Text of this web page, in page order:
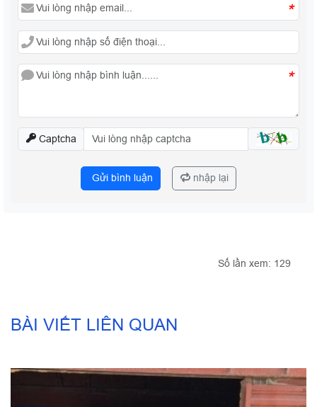
*
*
Captcha
Gửi bình luận nhập lại
Số lần xem: 129
BÀI VIẾT LIÊN QUAN